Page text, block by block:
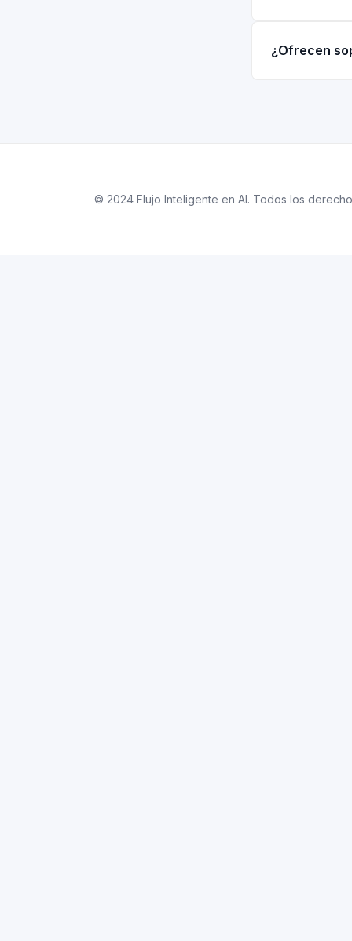
¿Ofrecen
© 2024 Flujo Inteligente en AI. Todos los